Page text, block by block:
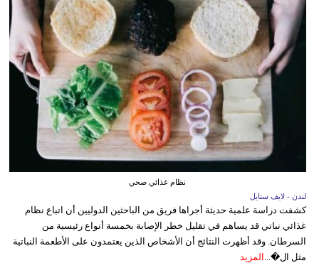
نظام غذائي صحي
لندن - لايف ستايل
كشفت دراسة علمية حديثة أجراها فريق من الباحثين الدوليين أن اتباع نظام
غذائي نباتي قد يساهم في تقليل خطر الإصابة بخمسة أنواع رئيسية من
السرطان. وقد أظهرت النتائج أن الأشخاص الذين يعتمدون على الأطعمة النباتية
مثل ال�...
المزيد